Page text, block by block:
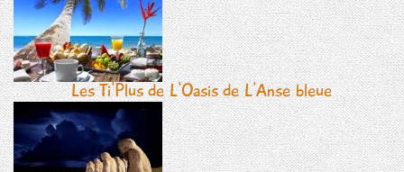
Les Ti'Plus de L'Oasis de L'Anse bleue